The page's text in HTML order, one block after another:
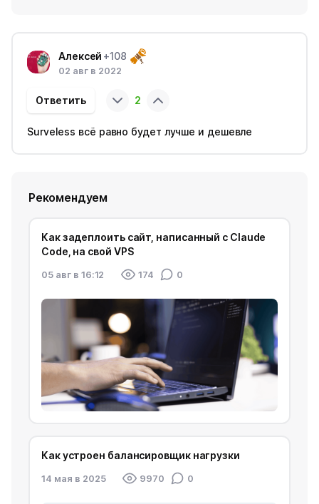
Алексей +108
02 авг в 2022
2
Ответить
Surveless всё равно будет лучше и дешевле
Рекомендуем
Как задеплоить сайт, написанный с Claude
Code, на свой VPS
05 авг в 16:12 174 0
Как устроен балансировщик нагрузки
14 мая в 2025 9970 0